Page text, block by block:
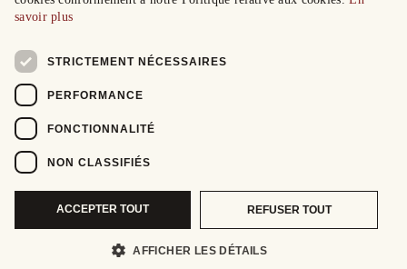
savoir plus
STRICTEMENT NÉCESSAIRES
PERFORMANCE
FONCTIONNALITÉ
NON CLASSIFIÉS
ACCEPTER TOUT REFUSER TOUT
AFFICHER LES DÉTAILS